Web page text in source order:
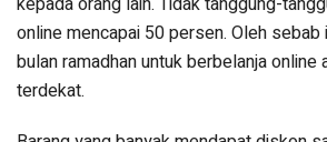
online mencapai 50 persen. Oleh sebab
bulan ramadhan untuk berbelanja online
terdekat.